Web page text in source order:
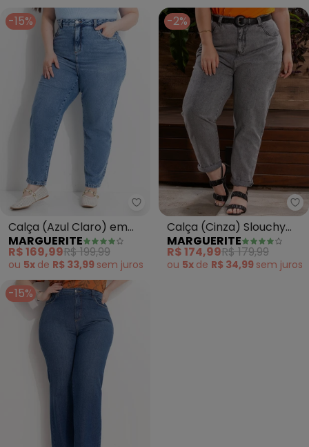
-15%
Marguerite - Calça (Azul Claro)
Calça (Azul Claro) em
Jeans
MARGUERITE
R$ 169,99R$ 199,99
ou 5x de R$ 33,99 sem juros
-2%
Calça (Cinza) Slouchy
Jeans Plus Size
MARGUERITE
R$ 174,99R$ 179,99
ou 5x de R$ 34,99 sem juros
-15%